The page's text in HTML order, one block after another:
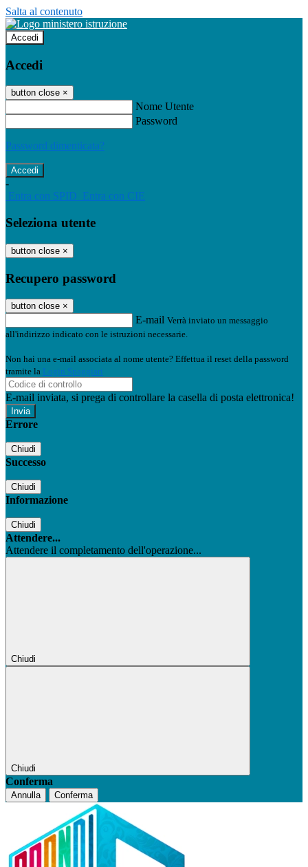
Salta al contenuto
Accedi
Accedi
button close ×
Nome Utente
Password
Password dimenticata?
-
Entra con SPID Entra con CIE
Seleziona utente
button close ×
Recupero password
button close ×
E-mail Verrà inviato un messaggio
all'indirizzo indicato con le istruzioni necessarie.
Non hai una e-mail associata al nome utente? Effettua il reset della password
tramite la Login Spaggiari
E-mail inviata, si prega di controllare la casella di posta elettronica!
Errore
Chiudi
Successo
Chiudi
Informazione
Chiudi
Attendere...
Attendere il completamento dell'operazione...
Chiudi
Chiudi
Conferma
Annulla Conferma